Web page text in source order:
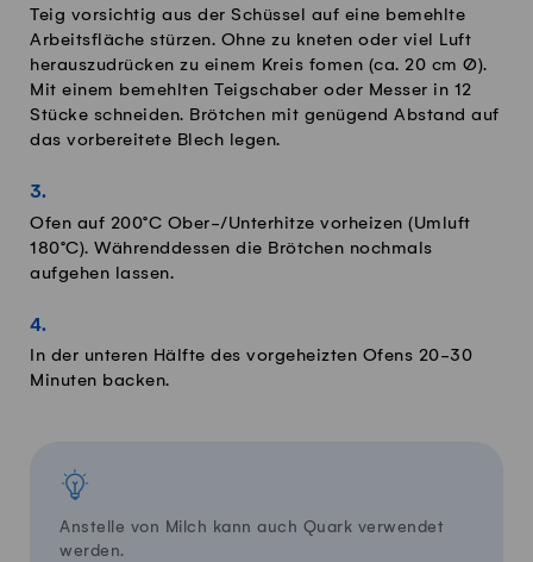
Teig vorsichtig aus der Schüssel auf eine bemehlte
Arbeitsfläche stürzen. Ohne zu kneten oder viel Luft
herauszudrücken zu einem Kreis fomen (ca. 20 cm Ø).
Mit einem bemehlten Teigschaber oder Messer in 12
Stücke schneiden. Brötchen mit genügend Abstand auf
das vorbereitete Blech legen.
Ofen auf 200°C Ober-/Unterhitze vorheizen (Umluft
180°C). Währenddessen die Brötchen nochmals
aufgehen lassen.
In der unteren Hälfte des vorgeheizten Ofens 20-30
Minuten backen.
Anstelle von Milch kann auch Quark verwendet
werden.